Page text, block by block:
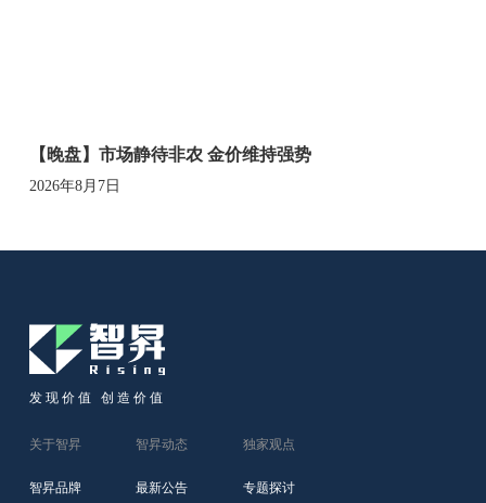
【晚盘】市场静待非农 金价维持强势
2026年8月7日
发现价值 创造价值
关于智昇
智昇品牌
智昇动态
最新公告
独家观点
专题探讨